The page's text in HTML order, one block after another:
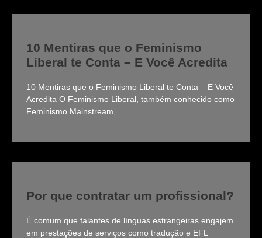
10 Mentiras que o Feminismo
Liberal te Conta – E Você Acredita
10 Mentiras que o Feminismo Liberal te Conta – E Você
Acredita O Feminismo Liberal, também conhecido como
Feminismo Mainstream,
Por que contratar um profissional?
É comum que falantes de línguas estrangeiras engajem
em prestações de serviços como tradução e EFL